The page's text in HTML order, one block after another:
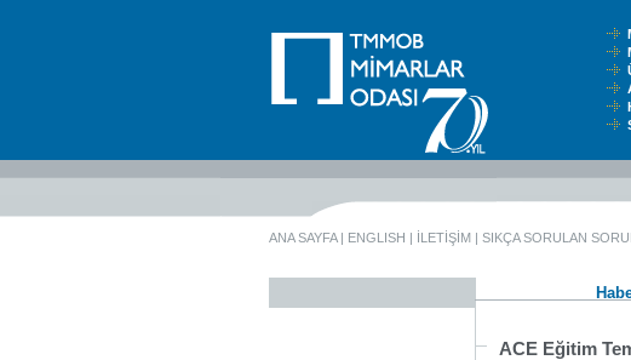
ANA SAYFA| ENGLISH | İLETİŞİM | SIKÇA SORULAN
ACE Eğitim